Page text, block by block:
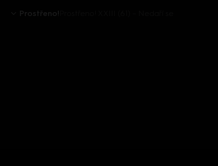
Prostřeno!